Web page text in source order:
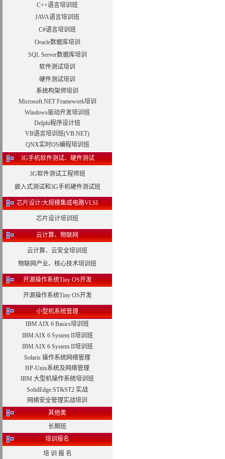
C++语言培训班
JAVA语言培训班
C#语言培训班
Oracle数据库培训
SQL Server数据库培训
软件测试培训
硬件测试培训
系统构架师培训
Microsoft.NET Framework培训
Windows驱动开发培训班
Delphi程序设计班
VB语言培训班(VB.NET)
QNX实时OS编程培训班
3G手机软件测试、硬件测试
3G软件测试工程师班
嵌入式测试和3G手机硬件测试班
芯片设计/大规模集成电路VLSI
芯片设计培训班
云计算、物联网
云计算、云安全培训班
物联网产业、核心技术培训班
开源操作系统Tiny OS开发
开源操作系统Tiny OS开发
小型机系统管理
IBM AIX 6 Basics培训班
IBM AIX 6 System II培训班
IBM AIX 6 System II培训班
Solaris 操作系统网络管理
HP-Unix系统及网络管理
IBM 大型机操作系统培训班
SolidEdge ST&ST2 实战
网络安全管理实战培训
其他类
长期班
培训报名
培 训 报 名